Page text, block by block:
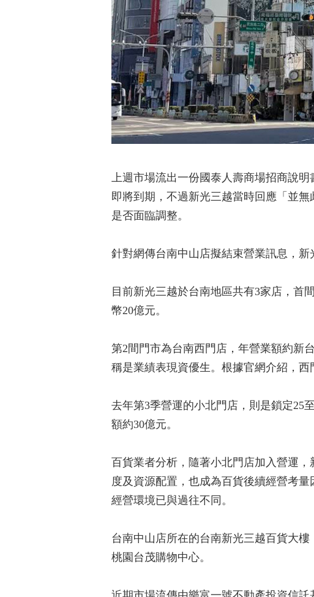
上週市場流出一份國泰人壽商場招商說
即將到期，不過新光三越當時回應「並
是否面臨調整。
針對網傳台南中山店擬結束營業訊息，新
目前新光三越於台南地區共有3家店，首
幣20億元。
第2間門市為台南西門店，年營業額約新
稱是業績表現資優生。根據官網介紹，西
去年第3季營運的小北門店，則是鎖定25
額約30億元。
百貨業者分析，隨著小北門店加入營運
度及資源配置，也成為百貨後續經營考
經營環境已與過往不同。
台南中山店所在的台南新光三越百貨大
桃園台茂購物中心。